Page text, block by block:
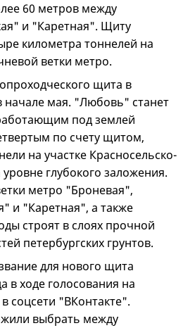
60 метров между
и "Каретная". Щиту
километра тоннелей на
ветки метро.
щита в
начале мая. "Любовь" станет
под землей
по счету щитом,
на участке Красносельско-
глубокого заложения.
метро "Броневая",
и "Каретная", а также
строят в слоях прочной
петербургских грунтов.
для нового щита
в ходе голосования на
соцсети "ВКонтакте".
выбрать между